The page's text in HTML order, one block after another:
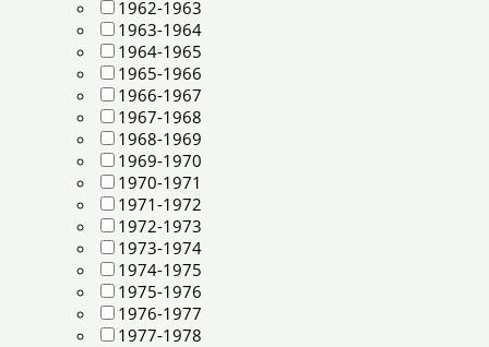
1962-1963
1963-1964
1964-1965
1965-1966
1966-1967
1967-1968
1968-1969
1969-1970
1970-1971
1971-1972
1972-1973
1973-1974
1974-1975
1975-1976
1976-1977
1977-1978